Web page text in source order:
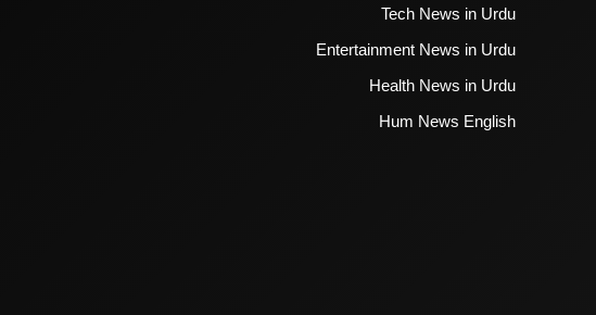
Tech News in Urdu
Entertainment News in Urdu
Health News in Urdu
Hum News English